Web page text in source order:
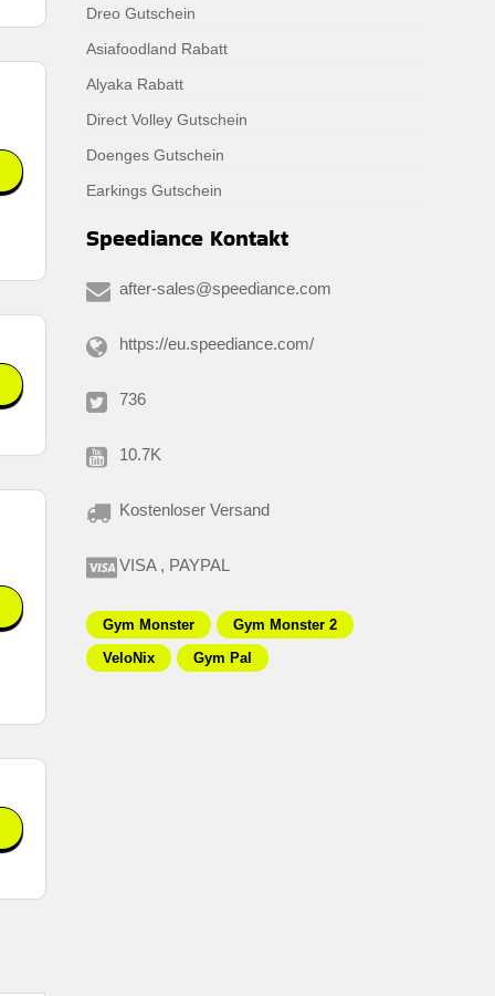
Dreo Gutschein
Asiafoodland Rabatt
Alyaka Rabatt
Direct Volley Gutschein
Doenges Gutschein
Earkings Gutschein
Speediance Kontakt
after-sales@speediance.com
https://eu.speediance.com/
736
10.7K
Kostenloser Versand
VISA , PAYPAL
Gym Monster
Gym Monster 2
VeloNix
Gym Pal